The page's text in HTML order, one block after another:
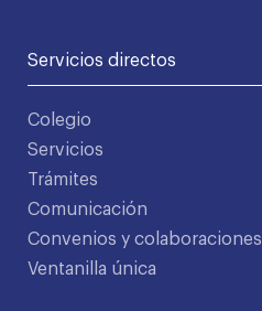
Servicios directos
Colegio
Servicios
Trámites
Comunicación
Convenios y colaboraciones
Ventanilla única